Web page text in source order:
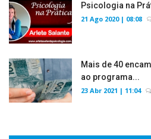
Psicologia na
21 Ago 2020 | 08:08
Mais de 40
ao programa...
23 Abr 2021 | 11:04